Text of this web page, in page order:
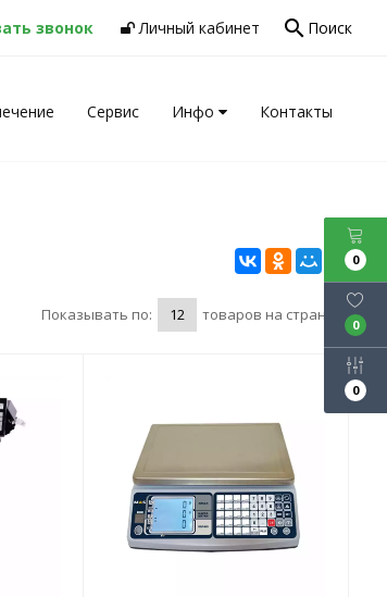
звонок Личный кабинет search Поиск
Сервис Инфо Контакты
0
0
0
Показывать по: товаров на странице